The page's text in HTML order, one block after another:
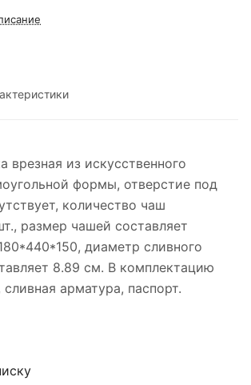
врезная из искусственного
формы, отверстие под
количество чаш
размер чашей составляет
диаметр сливного
8.89 см. В комплектацию
арматура, паспорт.